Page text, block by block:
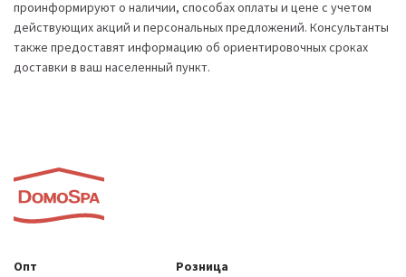
проинформируют о наличии, способах оплаты и цене с учетом
действующих акций и персональных предложений. Консультанты
также предоставят информацию об ориентировочных сроках
доставки в ваш населенный пункт.
Опт
Розница